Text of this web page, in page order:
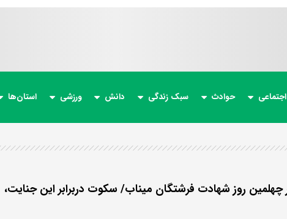
اجتماعی حوادث سبک زندگی دانش ورزشی استان‌ها
چهلمین روز شهادت فرشتگان میناب/ سکوت دربرابر این جنایت،